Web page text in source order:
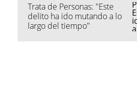
Trata de Personas: "Este
delito ha ido mutando a lo
largo del tiempo"